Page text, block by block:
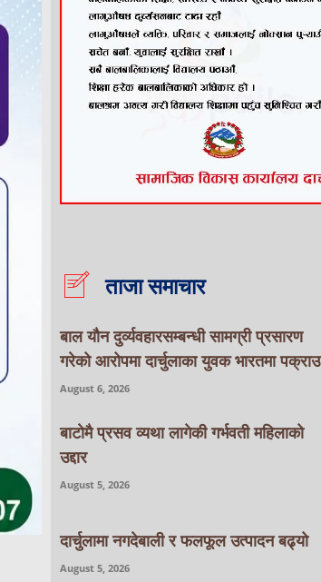
ताजा समाचार
बाल यौन दुर्व्यवहारसम्बन्धी सामग्री प्रसारण
गरेको आरोपमा दार्चुलाका युवक भारतमा पक्राउ
August 6, 2026
बाटाेमै प्रसव व्यथा लागेकी गर्भवती महिलाको
उद्दार
August 5, 2026
दार्चुलामा नगदेबाली र फलफूल उत्पादन बढ्यो
August 5, 2026